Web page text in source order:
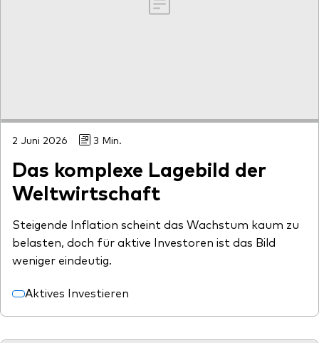
2 Juni 2026 3 Min.
Das komplexe Lagebild der
Weltwirtschaft
Steigende Inflation scheint das Wachstum kaum zu
belasten, doch für aktive Investoren ist das Bild
weniger eindeutig.
Aktives Investieren